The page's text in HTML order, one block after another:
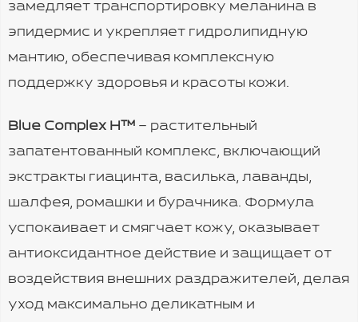
замедляет транспортировку меланина в
эпидермис и укрепляет гидролипидную
мантию, обеспечивая комплексную
поддержку здоровья и красоты кожи.
Blue Complex H™️ – растительный
запатентованный комплекс, включающий
экстракты гиацинта, василька, лаванды,
шалфея, ромашки и бурачника. Формула
успокаивает и смягчает кожу, оказывает
антиоксидантное действие и защищает от
воздействия внешних раздражителей, делая
уход максимально деликатным и